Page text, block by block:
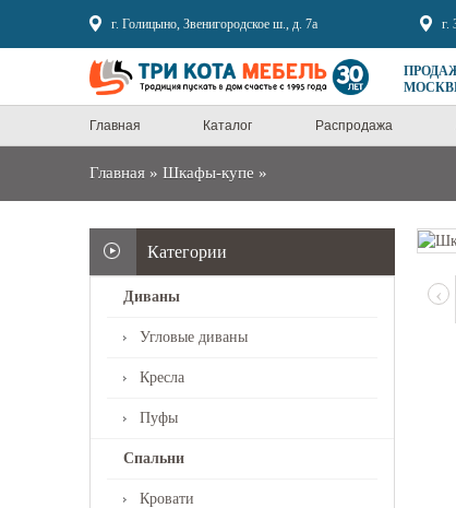
г. Голицыно, Звенигородское ш., д. 7а г.
Главная Каталог Распродажа
Главная » Шкафы-купе »
Категории
Диваны
Угловые диваны
Кресла
Пуфы
Спальни
Кровати
‹